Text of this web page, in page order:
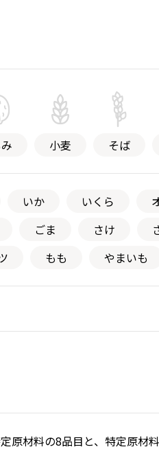
小麦 そば
いか いくら
ごま さけ
もも やまいも
材料の8品目と、特定原材